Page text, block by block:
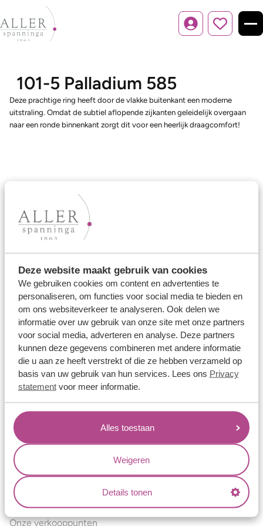
Deze website maakt gebruik van cookies
We gebruiken cookies om content en advertenties te
personaliseren, om functies voor social media te bieden en
om ons websiteverkeer te analyseren. Ook delen we
informatie over uw gebruik van onze site met onze partners
voor social media, adverteren en analyse. Deze partners
kunnen deze gegevens combineren met andere informatie
die u aan ze heeft verstrekt of die ze hebben verzameld op
basis van uw gebruik van hun services. Lees ons Privacy
statementvoor meer informatie.
Alles toestaan
Weigeren
Details tonen
Inloggen
101-5 Palladium 585
Deze prachtige ring heeft door de vlakke buitenkant een moderne
uitstraling. Omdat de subtiel aflopende zijkanten geleidelijk overgaan
naar een ronde binnenkant zorgt dit voor een heerlijk draagcomfort!
Ons aanbod
Trouwringen
Verlovingsringen
Vriendschapsringen
Over ons
Aller Spanninga
Historie
Certificaten
Blogs
Jouw voordelen
Conflictvrije Materialen
Oneindig veel mogelijkheden
Kwaliteit
Juweliers & Contact
Onze verkooppunten